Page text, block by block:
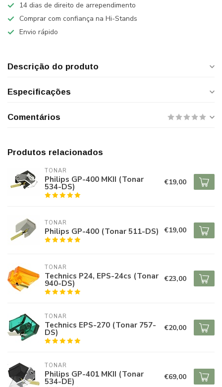
14 dias de direito de arrependimento
Comprar com confiança na Hi-Stands
Envio rápido
Descrição do produto
Especificações
Comentários
Produtos relacionados
TONAR
Philips GP-400 MKII (Tonar
534-DS) €19,00
TONAR
Philips GP-400 (Tonar 511-DS) €19,00
TONAR
Technics P24, EPS-24cs (Tonar
940-DS) €23,00
TONAR
Technics EPS-270 (Tonar 757-
DS) €20,00
TONAR
Philips GP-401 MKII (Tonar
534-DE) €69,00